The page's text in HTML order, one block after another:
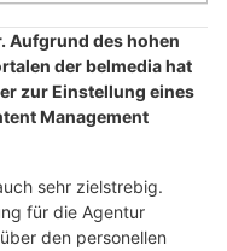
Aufgrund des hohen
der belmedia hat
zur Einstellung eines
Management
sehr zielstrebig.
für die Agentur
den personellen